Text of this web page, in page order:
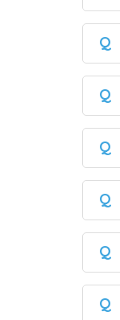
Q
Q
Q
Q
Q
Q